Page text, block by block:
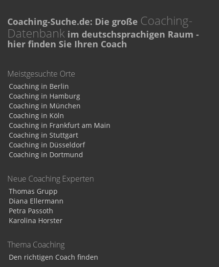
Coaching-Suche.de: Die große Coaching-
Datenbank im deutschsprachigen Raum -
hier finden Sie Ihren Coach
Meistgesuchte Orte
Coaching in Berlin
Coaching in Hamburg
Coaching in München
Coaching in Köln
Coaching in Frankfurt am Main
Coaching in Stuttgart
Coaching in Düsseldorf
Coaching in Dortmund
Neue Coaching Experten
Thomas Grupp
Diana Ellermann
Petra Passoth
Karolina Horster
Thema Coaching
Den richtigen Coach finden